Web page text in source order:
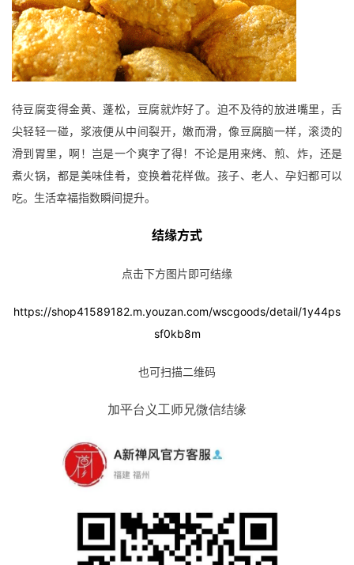
术
政
策
规
免
责
声
待豆腐变得金黄、蓬松，豆腐就炸好了。迫不及待的放进嘴里，舌
尖轻轻一碰，浆液便从中间裂开，嫩而滑，像豆腐脑一样，滚烫的
滑到胃里，啊！岂是一个爽字了得！ 不论是用来烤、煎、炸，还是
煮火锅，都是美味佳肴，变换着花样做。孩子、老人、孕妇都可以
吃。生活幸福指数瞬间提升。
结缘方式
点击下方图片即可结缘
https://shop41589182.m.youzan.com/wscgoods/detail/1y44ps
sf0kb8m
也可扫描二维码
加平台义工师兄微信结缘